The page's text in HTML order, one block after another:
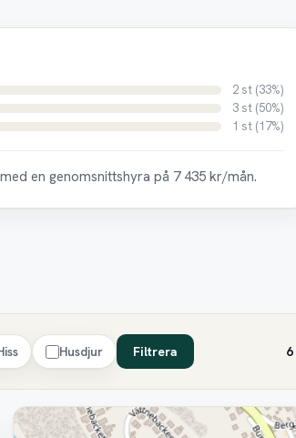
2 st (33%)
3 st (50%)
1 st (17%)
en genomsnittshyra på 7 435 kr/mån.
Husdjur Filtrera 6